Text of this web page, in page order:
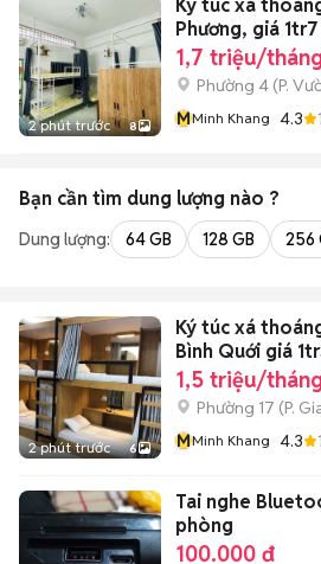
2 phút trước 8
Ký túc xá
Phương, giá 1tr7
1,7 triệu/
Phường 4 (P.
MMinh Khang 4.3 1
Bạn cần tìm dung lượng nào ?
Dung lượng: 64 GB 128 GB 256
2 phút trước 6
Ký túc xá
Bình Quới giá
1,5 triệu/
Phường 17 (P.
MMinh Khang 4.3 1
Tai nghe
phòng
100.000 đ